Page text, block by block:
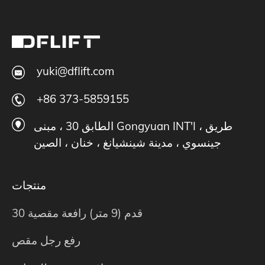
yuki@dflift.com
+86 373-5859155
الطابق 30 ، مبنى Gongyuan INT'I ، طريق
جينسوي ، مدينة شينشيانغ ، خنان ، الصين
منتجات
30 قدم (9 متر) رافعة مقصية
رفع رجل مقص